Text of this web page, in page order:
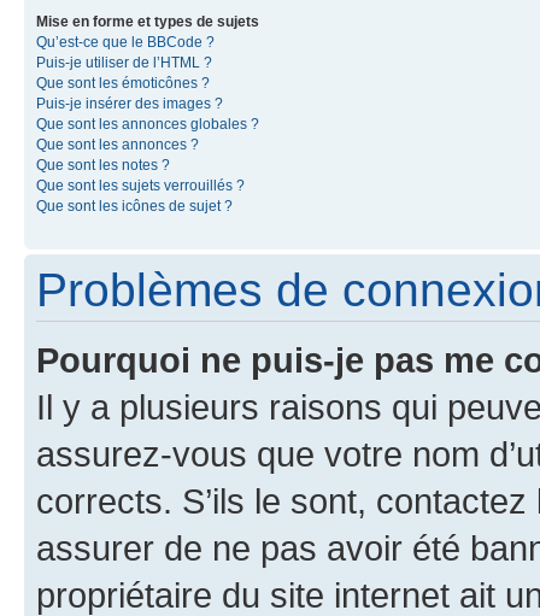
Mise en forme et types de sujets
Qu’est-ce que le BBCode ?
Puis-je utiliser de l’HTML ?
Que sont les émoticônes ?
Puis-je insérer des images ?
Que sont les annonces globales ?
Que sont les annonces ?
Que sont les notes ?
Que sont les sujets verrouillés ?
Que sont les icônes de sujet ?
Problèmes de
Pourquoi ne puis-je pas me
Il y a plusieurs raisons qui
assurez-vous que votre nom
corrects. S’ils le sont,
assurer de ne pas avoir été
propriétaire du site internet ait